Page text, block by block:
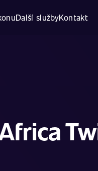
Další službyKontakt